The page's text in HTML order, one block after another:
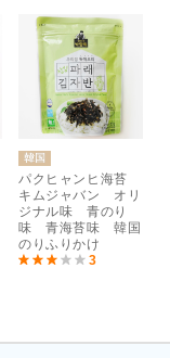
韓国
パクヒャンヒ海苔
キムジャバン オリ
ジナル味 青のり
味 青海苔味 韓国
のりふりかけ
3